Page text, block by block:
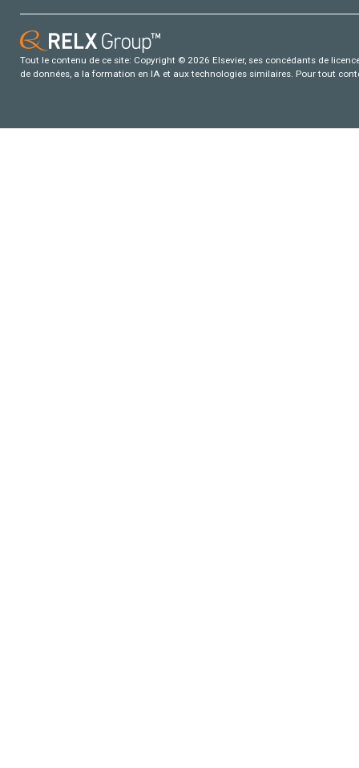
Tout le contenu de ce site: Copyright © 2026 Elsevier, ses concédants de
de données, a la formation en IA et aux technologies similaires. Pour tout